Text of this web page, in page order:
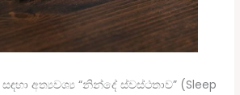
අත්‍යවශ්‍ය “නින්දේ ස්වස්ථතාව” (Sleep